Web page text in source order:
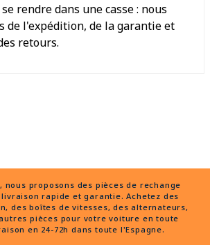
rendre dans une casse : nous
de l'expédition, de la garantie et
retours.
nous proposons des pièces de rechange
rapide et garantie. Achetez des
des boîtes de vitesses, des alternateurs,
pièces pour votre voiture en toute
en 24-72h dans toute l'Espagne.